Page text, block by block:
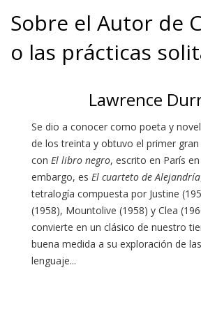
Sobre el Autor de
o las prácticas
Lawrence
Se dio a conocer como poeta y
de los treinta y obtuvo el primer
con El libro negro, escrito en París en
embargo, es El cuarteto de Alejandría
tetralogía compuesta por Justine
(1958), Mountolive (1958) y Clea
convierte en un clásico de nuestro
buena medida a su exploración de
lenguaje...